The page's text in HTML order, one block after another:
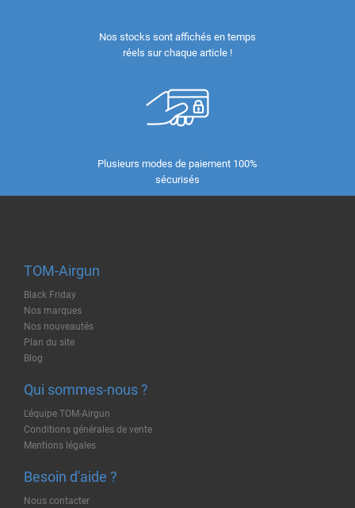
Nos stocks sont affichés en temps
réels sur chaque article !
Plusieurs modes de paiement 100%
sécurisés
TOM-Airgun
Black Friday
Nos marques
Nos nouveautés
Plan du site
Blog
Qui sommes-nous ?
L'équipe TOM-Airgun
Conditions générales de vente
Mentions légales
Besoin d'aide ?
Nous contacter